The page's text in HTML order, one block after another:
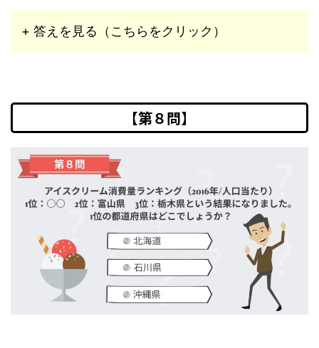
+ 答えを見る（こちらをクリック）
【第８問】